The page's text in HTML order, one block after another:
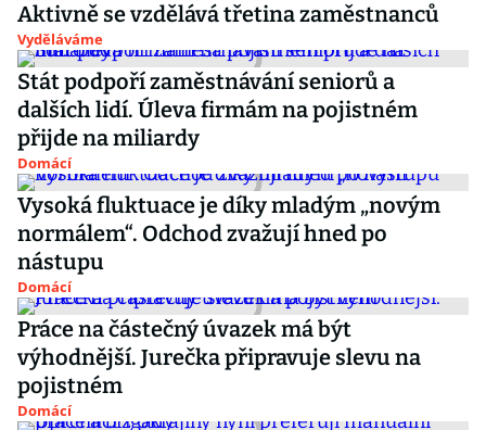
Aktivně se vzdělává třetina zaměstnanců
Vyděláváme
Stát podpoří zaměstnávání seniorů a
dalších lidí. Úleva firmám na pojistném
přijde na miliardy
Domácí
Vysoká fluktuace je díky mladým „novým
normálem“. Odchod zvažují hned po
nástupu
Domácí
Práce na částečný úvazek má být
výhodnější. Jurečka připravuje slevu na
pojistném
Domácí